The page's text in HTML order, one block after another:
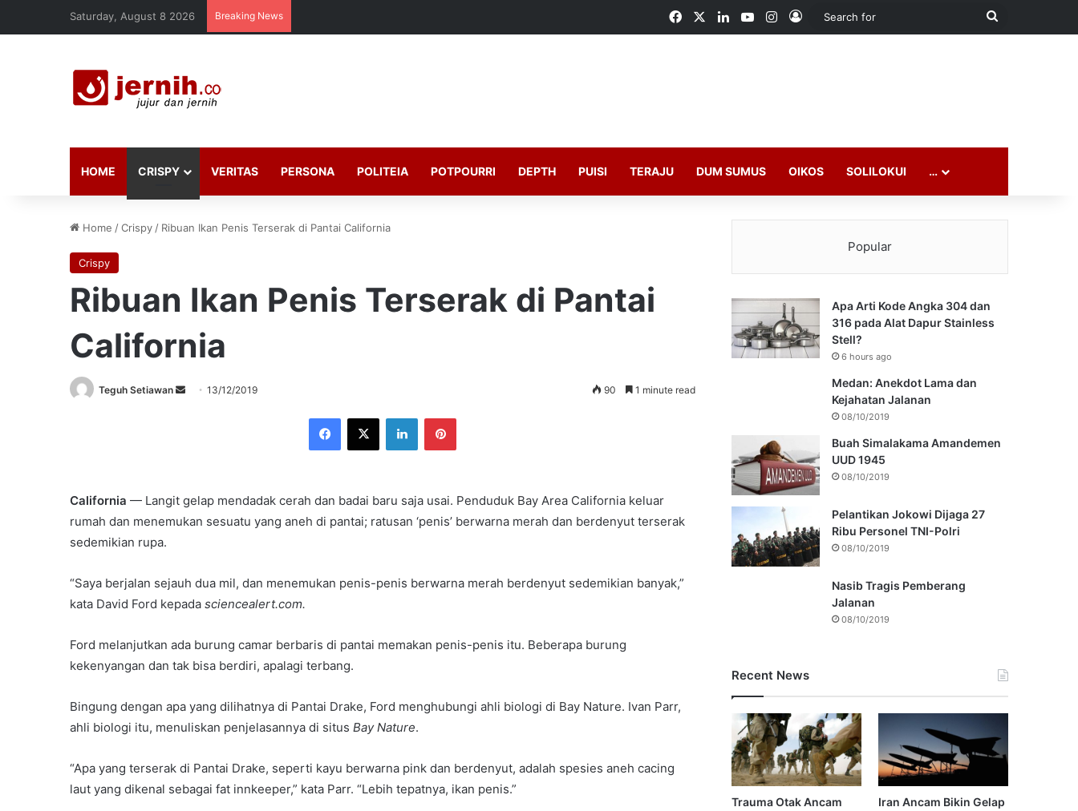
Saturday, August 8 2026 Breaking News FacebookLinkedInYouTubeInstagram
Log In
Search
HOME CRISPY VERITAS PERSONA POLITEIA POTPOURRI DEPTH PUISI TERAJU DUM SUMUS OIKOS SOLILOKUI …
Home /Crispy / Ribuan Ikan Penis Terserak di Pantai California
Crispy
Ribuan Ikan Penis Terserak di Pantai
California
Teguh Setiawan
Send13/12/2019 90 1 minute read
Facebook
X LinkedInPinterest
California — Langit gelap mendadak cerah dan badai baru saja usai. Penduduk Bay Area California keluar
rumah dan menemukan sesuatu yang aneh di pantai; ratusan ‘penis’ berwarna merah dan berdenyut terserak
sedemikian rupa.
“Saya berjalan sejauh dua mil, dan menemukan penis-penis berwarna merah berdenyut sedemikian banyak,”
kata David Ford kepada sciencealert.com.
Ford melanjutkan ada burung camar berbaris di pantai memakan penis-penis itu. Beberapa burung
kekenyangan dan tak bisa berdiri, apalagi terbang.
Bingung dengan apa yang dilihatnya di Pantai Drake, Ford menghubungi ahli biologi di Bay Nature. Ivan Parr,
ahli biologi itu, menuliskan penjelasannya di situs Bay Nature.
“Apa yang terserak di Pantai Drake, seperti kayu berwarna pink dan berdenyut, adalah spesies aneh cacing
laut yang dikenal sebagai fat innkeeper,” kata Parr. “Lebih tepatnya, ikan penis.”
Popular
Apa Arti Kode Angka 304 dan
316 pada Alat Dapur Stainless
Stell?
6 hours ago
Medan: Anekdot Lama dan
Kejahatan Jalanan
08/10/2019
Buah Simalakama Amandemen
UUD 1945
08/10/2019
Pelantikan Jokowi Dijaga 27
Ribu Personel TNI-Polri
08/10/2019
Nasib Tragis Pemberang
Jalanan
08/10/2019
Recent News
Trauma Otak Ancam
Iran Ancam Bikin Gelap